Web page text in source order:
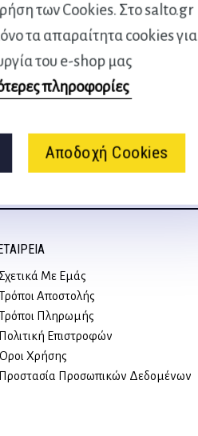
των Cookies. Στο salto.gr
τα απαραίτητα cookies για
του e-shop μας
πληροφορίες
Αποδοχή Cookies
μας
media
ΕΤΑΙΡΕΊΑ
Σχετικά Με Εμάς
Αποστολής
Πληρωμής
Πολιτική Επιστροφών
Χρήσης
Προστασία Προσωπικών Δεδομένων